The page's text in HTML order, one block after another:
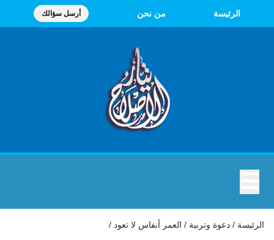
الرئيسة من نحن أرسل سؤالك
الرئيسة / دعوة وتربية / العمر أنفاس لا تعود /